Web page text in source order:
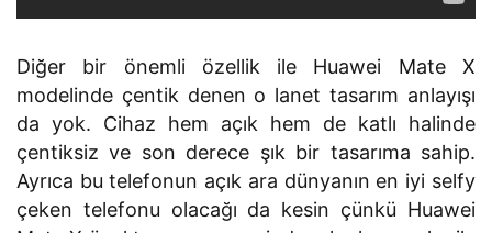
Diğer bir önemli özellik ile Huawei Mate X
modelinde çentik denen o lanet tasarım anlayışı
da yok. Cihaz hem açık hem de katlı halinde
çentiksiz ve son derece şık bir tasarıma sahip.
Ayrıca bu telefonun açık ara dünyanın en iyi selfy
çeken telefonu olacağı da kesin çünkü Huawei